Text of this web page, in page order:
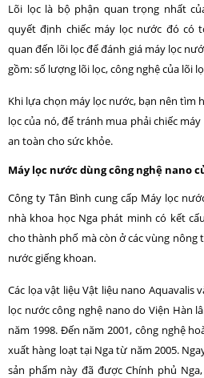
Lõi lọc là bộ phận quan trọng nhất
quyết định chiếc máy lọc nước đó có
quan đến lõi lọc để đánh giá máy lọc
gồm: số lượng lõi lọc, công nghệ của lõi
Khi lựa chọn máy lọc nước, bạn nên tìm
lọc của nó, để tránh mua phải chiếc
an toàn cho sức khỏe.
Máy lọc nước dùng công nghệ nano
Công ty Tân Bình cung cấp Máy lọc
nhà khoa học Nga phát minh có kết
cho thành phố mà còn ở các vùng
nước giếng khoan.
Các lọa vật liệu Vật liệu nano Aquavalis
lọc nước công nghệ nano do Viện Hàn
năm 1998. Đến năm 2001, công nghệ
xuất hàng loạt tại Nga từ năm 2005.
sản phẩm này đã được Chính phủ